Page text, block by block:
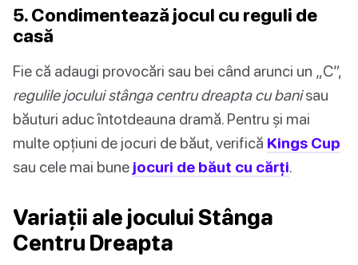
5. Condimentează jocul cu reguli de
casă
Fie că adaugi provocări sau bei când arunci un „C”,
regulile jocului stânga centru dreapta cu banisau
băuturi aduc întotdeauna dramă. Pentru și mai
multe opțiuni de jocuri de băut, verifică Kings Cup
sau cele mai bune jocuri de băut cu cărți.
Variații ale jocului Stânga
Centru Dreapta